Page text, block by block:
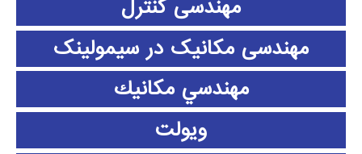
مهندسی کنترل
مهندسی مکانیک در سیمولینک
مهندسي مكانيك
ویولت